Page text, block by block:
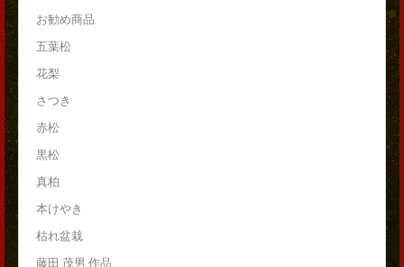
お勧め商品
五葉松
花梨
さつき
赤松
黒松
真柏
本けやき
枯れ盆栽
藤田 茂男 作品